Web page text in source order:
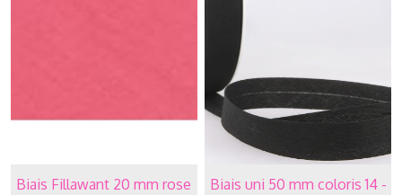
Biais Fillawant 20 mm rose
Biais uni 50 mm coloris 14 -